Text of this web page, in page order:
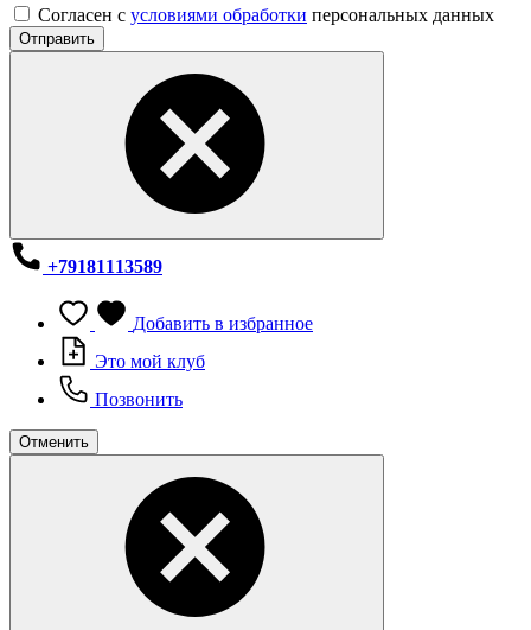
Согласен с условиями обработки персональных данных
Отправить
+79181113589
Добавить в избранное
Это мой клуб
Позвонить
Отменить